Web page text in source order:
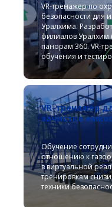
VR-тренажер по
безопасности для
Уралхима.
филиалов
панорам 360. VR-
обучения и
VR-тренажер
зачистке
Обучение
отношению к
в виртуальной
тренировкам
техники